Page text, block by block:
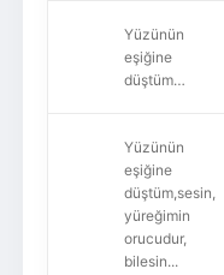
Yüzünün
eşiğine
düştüm…
Yüzünün
eşiğine
düştüm,sesin,
yüreğimin
orucudur,
bilesin...